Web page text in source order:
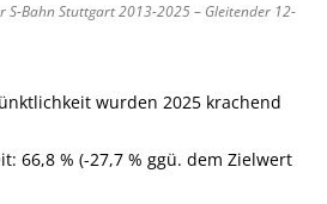
S-Bahn Stuttgart 2013-2025 – Gleitender 12-
wurden 2025 krachend
66,8 % (-27,7 % ggü. dem Zielwert